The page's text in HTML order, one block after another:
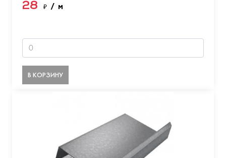
28 ₽ / м
В КОРЗИНУ